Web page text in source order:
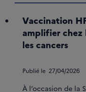
Vaccination
amplifier chez
les cancers
Publié le 27/04/2026
À l’occasion de la